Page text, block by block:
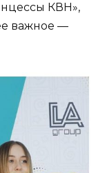
КВН»,
важное —